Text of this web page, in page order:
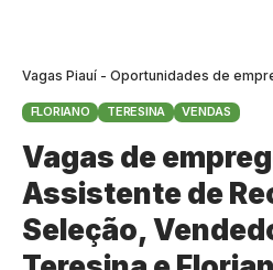
FLORIANO TERESINA VENDAS
Vagas de
Assistente de
Seleção,